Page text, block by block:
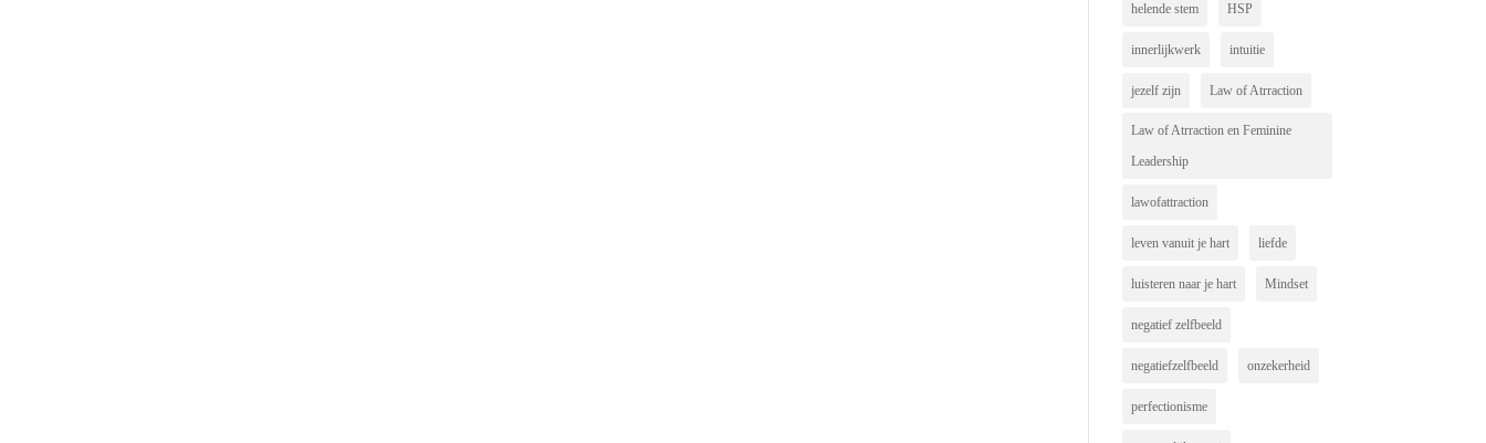
helende stem HSP
innerlijkwerk intuitie
jezelf zijn Law of Atrraction
Law of Atrraction en Feminine
Leadership
lawofattraction
leven vanuit je hart liefde
luisteren naar je hart Mindset
negatief zelfbeeld
negatiefzelfbeeld onzekerheid
perfectionisme